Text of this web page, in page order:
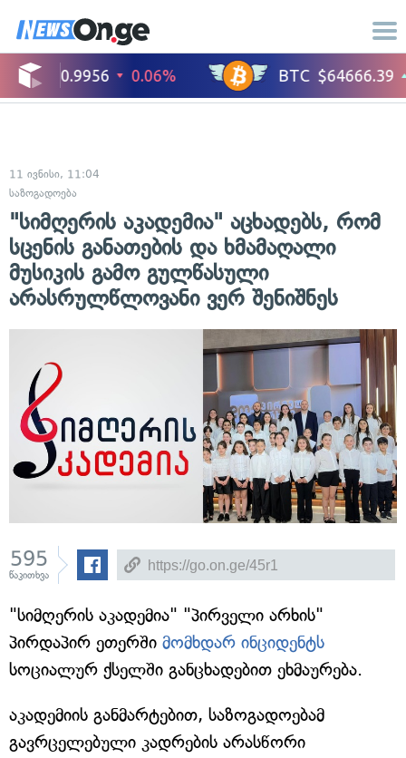
11 ივნისი, 11:04
საზოგადოება
"სიმღერის აკადემია" აცხადებს, რომ
სცენის განათების და ხმამაღალი
მუსიკის გამო გულწასული
არასრულწლოვანი ვერ შენიშნეს
595
წაკითხვა
"სიმღერის აკადემია" "პირველი არხის"
პირდაპირ ეთერში მომხდარ ინციდენტს
სოციალურ ქსელში განცხადებით ეხმაურება.
აკადემიის განმარტებით, საზოგადოებამ
გავრცელებული კადრების არასწორი